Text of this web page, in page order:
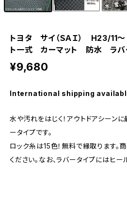
トヨタ サイ（ＳＡＩ） H23/
ト一式 カーマット 防水 ラバ
¥9,680
International shipping
水や汚れをはじく！アウトドアシーン
ータイプです。
ロック糸は15色！無料で縁取ります。
ください。なお、ラバータイプにはヒー